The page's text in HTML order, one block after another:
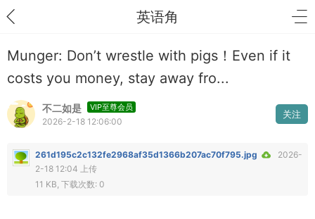
英语角
Munger: Don’t wrestle with pigs！Even if it
costs you money, stay away fro...
不二如是 VIP至尊会员
2026-2-18 12:06:00
关注
261d195c2c132fe2968af35d1366b207ac70f795.jpg
2026-
2-18 12:04 上传
11 KB, 下载次数: 0